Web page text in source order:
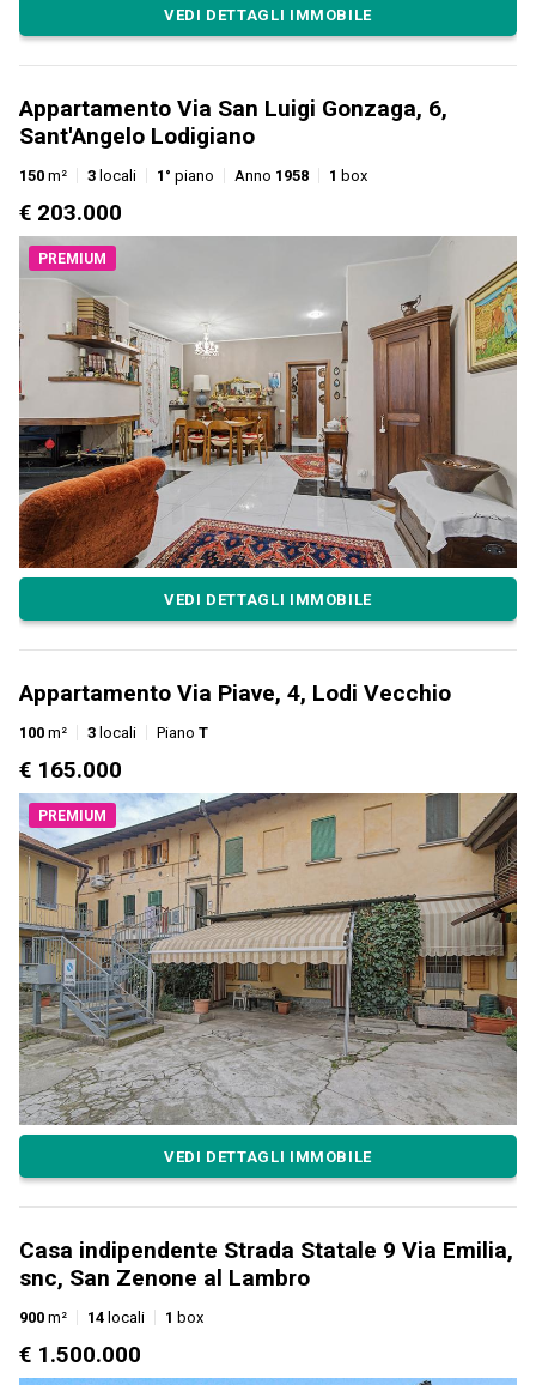
VEDI DETTAGLI IMMOBILE
Appartamento Via San Luigi Gonzaga, 6,
Sant'Angelo Lodigiano
150 m² 3 locali 1° piano Anno 1958 1 box
€ 203.000
PREMIUM
VEDI DETTAGLI IMMOBILE
Appartamento Via Piave, 4, Lodi Vecchio
100 m² 3 locali Piano T
€ 165.000
PREMIUM
VEDI DETTAGLI IMMOBILE
Casa indipendente Strada Statale 9 Via Emilia,
snc, San Zenone al Lambro
900 m² 14 locali 1 box
€ 1.500.000